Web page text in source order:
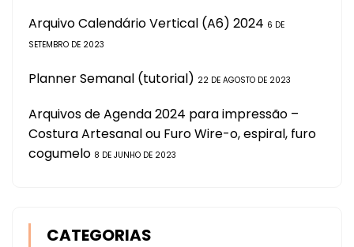
Arquivo Calendário Vertical (A6) 2024 6 DE
SETEMBRO DE 2023
Planner Semanal (tutorial) 22 DE AGOSTO DE 2023
Arquivos de Agenda 2024 para impressão –
Costura Artesanal ou Furo Wire-o, espiral, furo
cogumelo 8 DE JUNHO DE 2023
CATEGORIAS